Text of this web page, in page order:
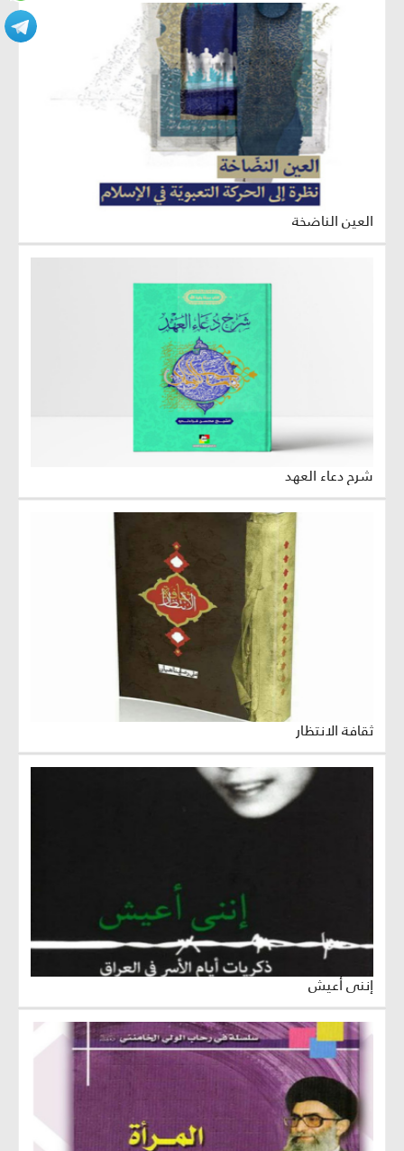
العين الناضخة
شرح دعاء العهد
ثقافة الانتظار
إنني أعيش